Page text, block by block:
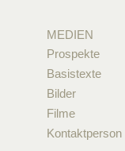
MEDIEN
Prospekte
Basistexte
Bilder
Filme
Kontaktperson